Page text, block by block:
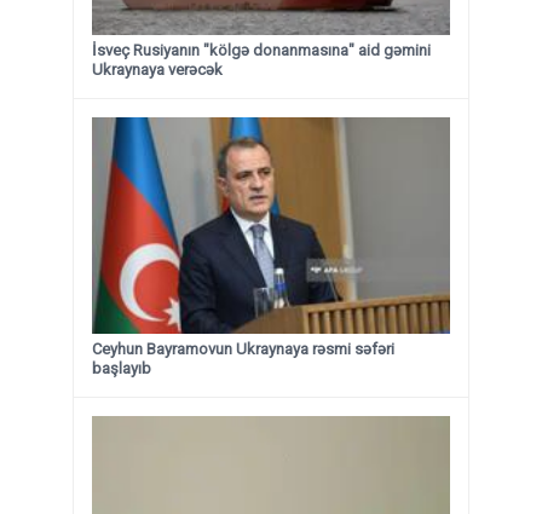
İsveç Rusiyanın "kölgə donanmasına" aid gəmini
Ukraynaya verəcək
Ceyhun Bayramovun Ukraynaya rəsmi səfəri
başlayıb